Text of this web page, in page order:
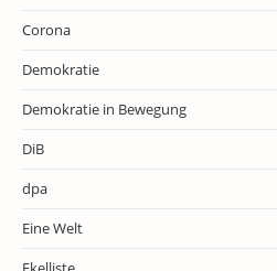
Corona
Demokratie
Demokratie in Bewegung
DiB
dpa
Eine Welt